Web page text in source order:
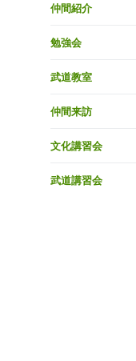
仲間紹介
勉強会
武道教室
仲間来訪
文化講習会
武道講習会